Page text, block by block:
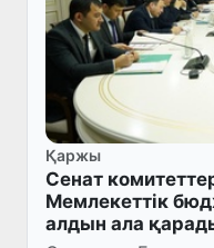
Қаржы
Сенат
Мемлекеттік
алдын ала